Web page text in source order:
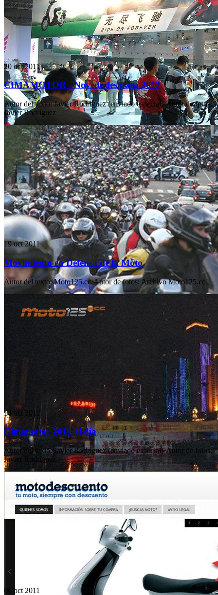
20 oct 2011
CIMAMOTOR - Novedades para 2012
Autor del texto: Javier Rodríguez (enviado especial)·Autor de fotos:
Javier Rodríguez
19 oct 2011
Movimiento en Defensa de la Moto
Autor del texto: Moto125.cc·Autor de fotos: Archivo Moto125.cc
14 oct 2011
Cimamotor 2011 al día
Autor del texto: Javier Rodríguez (enviado especial)·Autor de fotos:
Javier Rodríguez
06 oct 2011